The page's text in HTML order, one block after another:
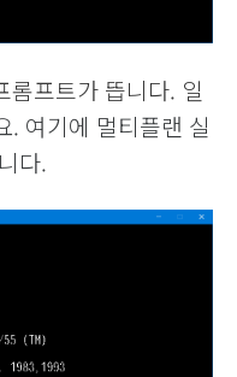
롬프트가 뜹니다. 일
. 여기에 멀티플랜 실
다.